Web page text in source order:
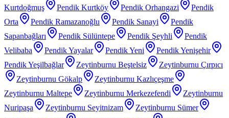
Kurtdoğmuş
Pendik Kurtköy Pendik Orhangazi
Pendik
Orta
Pendik Ramazanoğlu Pendik Sanayi
Pendik
Sapanbağları
Pendik Sülüntepe Pendik Şeyhli
Pendik
Velibaba
Pendik Yayalar Pendik Yeni
Pendik Yenişehir
Pendik Yeşilbağlar
Zeytinburnu Beştelsiz
Zeytinburnu Çırpıcı
Zeytinburnu Gökalp
Zeytinburnu Kazlıçeşme
Zeytinburnu Maltepe
Zeytinburnu Merkezefendi
Zeytinburnu
Nuripaşa
Zeytinburnu Seyitnizam
Zeytinburnu Sümer